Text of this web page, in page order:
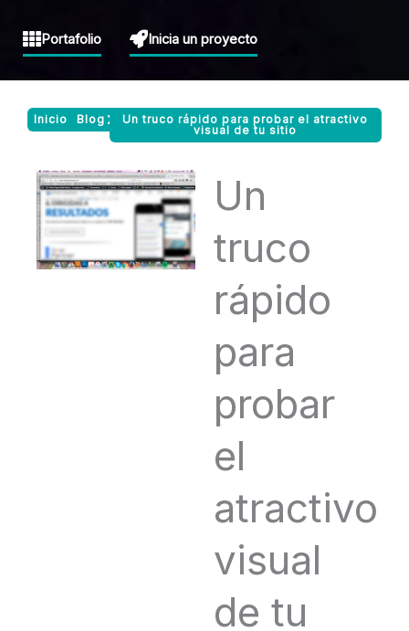
Portafolio Inicia un proyecto
Inicio Blog
Un truco rápido para probar el atractivo
visual de tu sitio
Un
truco
rápido
para
probar
el
atractivo
visual
de tu